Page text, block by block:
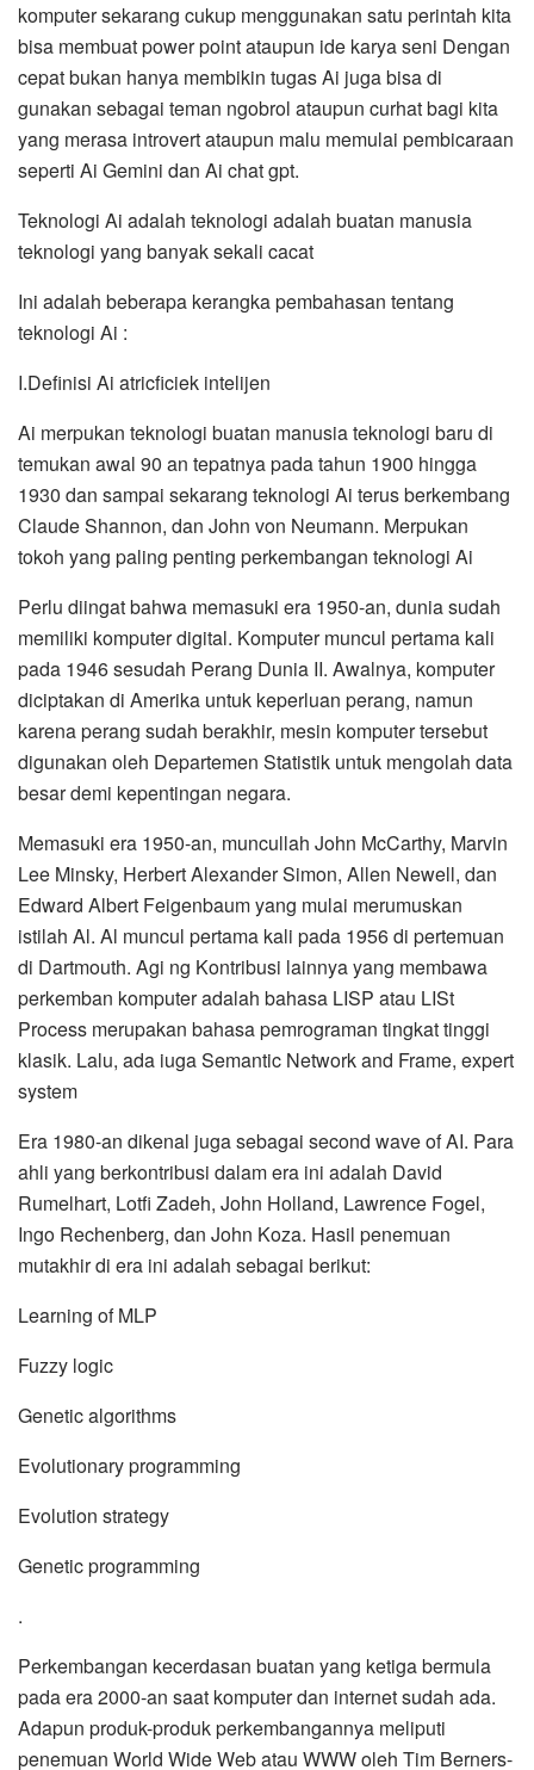
komputer sekarang cukup menggunakan satu perintah kita
bisa membuat power point ataupun ide karya seni Dengan
cepat bukan hanya membikin tugas Ai juga bisa di
gunakan sebagai teman ngobrol ataupun curhat bagi kita
yang merasa introvert ataupun malu memulai pembicaraan
seperti Ai Gemini dan Ai chat gpt.
Teknologi Ai adalah teknologi adalah buatan manusia
teknologi yang banyak sekali cacat
Ini adalah beberapa kerangka pembahasan tentang
teknologi Ai :
I.Definisi Ai atricficiek intelijen
Ai merpukan teknologi buatan manusia teknologi baru di
temukan awal 90 an tepatnya pada tahun 1900 hingga
1930 dan sampai sekarang teknologi Ai terus berkembang
Claude Shannon, dan John von Neumann. Merpukan
tokoh yang paling penting perkembangan teknologi Ai
Perlu diingat bahwa memasuki era 1950-an, dunia sudah
memiliki komputer digital. Komputer muncul pertama kali
pada 1946 sesudah Perang Dunia II. Awalnya, komputer
diciptakan di Amerika untuk keperluan perang, namun
karena perang sudah berakhir, mesin komputer tersebut
digunakan oleh Departemen Statistik untuk mengolah data
besar demi kepentingan negara.
Memasuki era 1950-an, muncullah John McCarthy, Marvin
Lee Minsky, Herbert Alexander Simon, Allen Newell, dan
Edward Albert Feigenbaum yang mulai merumuskan
istilah Al. Al muncul pertama kali pada 1956 di pertemuan
di Dartmouth. Agi ng Kontribusi lainnya yang membawa
perkemban komputer adalah bahasa LISP atau LISt
Process merupakan bahasa pemrograman tingkat tinggi
klasik. Lalu, ada iuga Semantic Network and Frame, expert
system
Era 1980-an dikenal juga sebagai second wave of AI. Para
ahli yang berkontribusi dalam era ini adalah David
Rumelhart, Lotfi Zadeh, John Holland, Lawrence Fogel,
Ingo Rechenberg, dan John Koza. Hasil penemuan
mutakhir di era ini adalah sebagai berikut:
Learning of MLP
Fuzzy logic
Genetic algorithms
Evolutionary programming
Evolution strategy
Genetic programming
.
Perkembangan kecerdasan buatan yang ketiga bermula
pada era 2000-an saat komputer dan internet sudah ada.
Adapun produk-produk perkembangannya meliputi
penemuan World Wide Web atau WWW oleh Tim Berners-